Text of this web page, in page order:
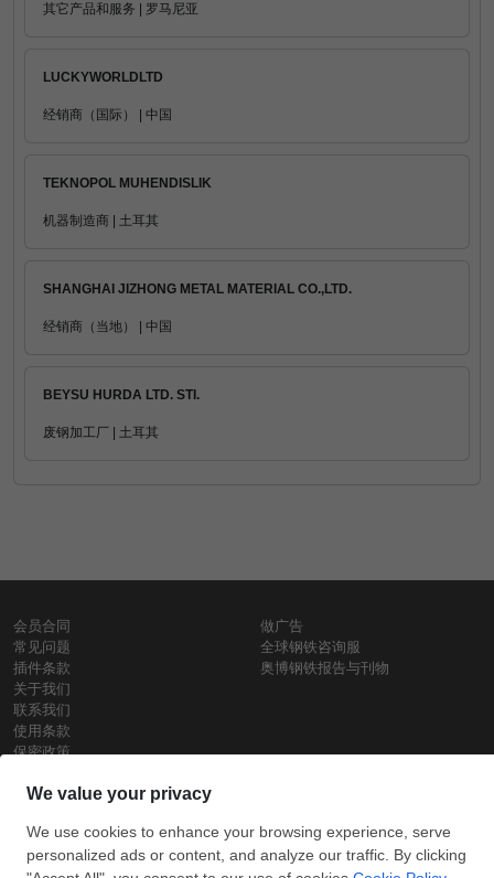
其它产品和服务 | 罗马尼亚
LUCKYWORLDLTD
经销商（国际） | 中国
TEKNOPOL MUHENDISLIK
机器制造商 | 土耳其
SHANGHAI JIZHONG METAL MATERIAL CO.,LTD.
经销商（当地） | 中国
BEYSU HURDA LTD. STI.
废钢加工厂 | 土耳其
会员合同
常见问题
插件条款
关于我们
联系我们
使用条款
保密政策
做广告
全球钢铁咨询服
奥博钢铁报告与刊物
铁价格
每日废钢价格
盘条价格
保留所有权利